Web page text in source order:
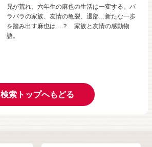
兄が荒れ、六年生の麻也の生活は一変する。バ
ラバラの家族、友情の亀裂、退部…新たな一歩
を踏み出す麻也は…？ 家族と友情の感動物
語。
検索トップへもどる